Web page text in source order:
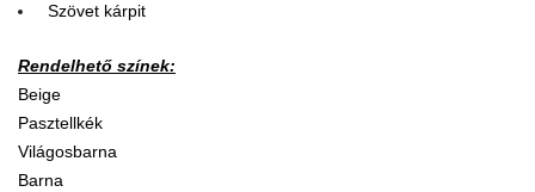
Szövet kárpit
Rendelhető színek:
Beige
Pasztellkék
Világosbarna
Barna